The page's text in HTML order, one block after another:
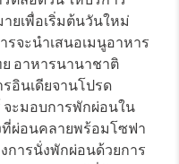
ยเพื่อเริ่มต้นวันใหม่
จะนำเสนอเมนูอาหาร
ย อาหารนานาชาติ
รอินเดียจานโปรด
จะมอบการพักผ่อนใน
ที่ผ่อนคลายพร้อมโซฟา
การนั่งพักผ่อนด้วยการ